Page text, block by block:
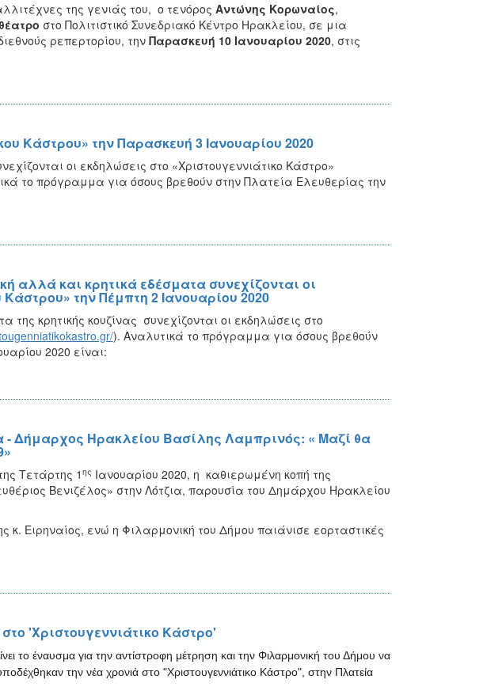
της γενιάς του, ο τενόρος Αντώνης Κορωναίος,
στο Πολιτιστικό Συνεδριακό Κέντρο Ηρακλείου, σε μια
ρεπερτορίου, την Παρασκευή 10 Ιανουαρίου 2020, στις
Κάστρου» την Παρασκευή 3 Ιανουαρίου 2020
οι εκδηλώσεις στο «Χριστουγεννιάτικο Κάστρο»
το πρόγραμμα για όσους βρεθούν στην Πλατεία Ελευθερίας την
αλλά και κρητικά εδέσματα συνεχίζονται οι
την Πέμπτη 2 Ιανουαρίου 2020
κρητικής κουζίνας συνεχίζονται οι εκδηλώσεις στο
). Αναλυτικά το πρόγραμμα για όσους βρεθούν
2020 είναι:
- Δήμαρχος Ηρακλείου Βασίλης Λαμπρινός: « Μαζί θα
Τετάρτης 1ης Ιανουαρίου 2020, η καθιερωμένη κοπή της
Βενιζέλος» στην Λότζια, παρουσία του Δημάρχου Ηρακλείου
κ. Ειρηναίος, ενώ η Φιλαρμονική του Δήμου παιάνισε εορταστικές
'Χριστουγεννιάτικο Κάστρο'
το έναυσμα για την αντίστροφη μέτρηση και την Φιλαρμονική του Δήμου να
την νέα χρονιά στο "Χριστουγεννιάτικο Κάστρο", στην Πλατεία